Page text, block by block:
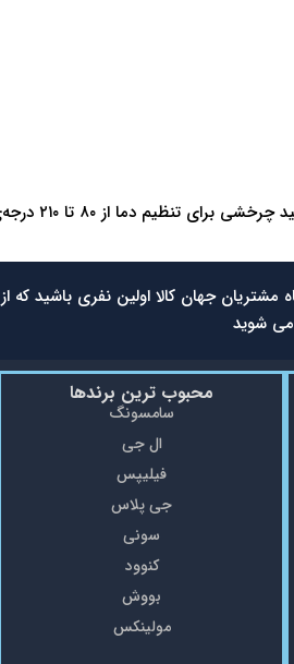
حلقه‌ی آویختن – عرض صفحات: ۴۵ میلی‌متر
مشتریان جهان کالا اولین نفری باشید که از
می شوید
محبوب ترین برندها
سامسونگ
ال جی
فیلیپس
جی پلاس
سونی
کنوود
بووش
مولینکس